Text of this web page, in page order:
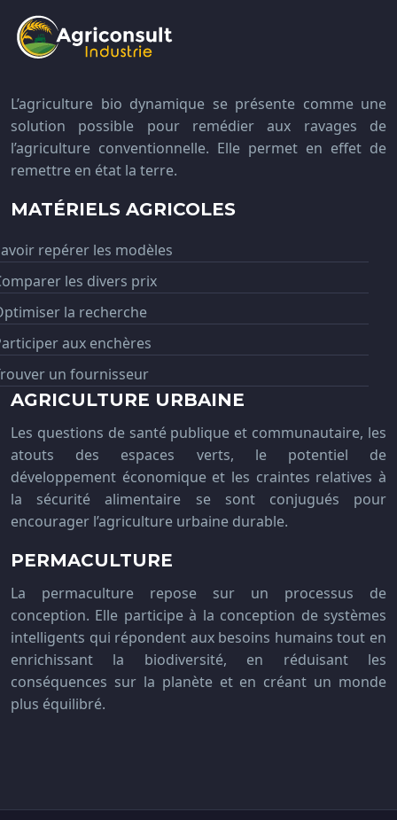
L’agriculture bio dynamique se présente comme une
solution possible pour remédier aux ravages de
l’agriculture conventionnelle. Elle permet en effet de
remettre en état la terre.
MATÉRIELS AGRICOLES
repérer les modèles
les divers prix
la recherche
aux enchères
un fournisseur
AGRICULTURE URBAINE
Les questions de santé publique et communautaire, les
atouts des espaces verts, le potentiel de
développement économique et les craintes relatives à
la sécurité alimentaire se sont conjugués pour
encourager l’agriculture urbaine durable.
PERMACULTURE
La permaculture repose sur un processus de
conception. Elle participe à la conception de systèmes
intelligents qui répondent aux besoins humains tout en
enrichissant la biodiversité, en réduisant les
conséquences sur la planète et en créant un monde
plus équilibré.